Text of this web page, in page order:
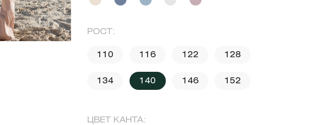
РОСТ:
110 116 122 128
134 140 146 152
ЦВЕТ КАНТА: